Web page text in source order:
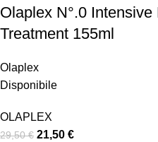
Olaplex N°.0
Treatment 155ml
Olaplex
Disponibile
OLAPLEX
29,50€ 21,50 €